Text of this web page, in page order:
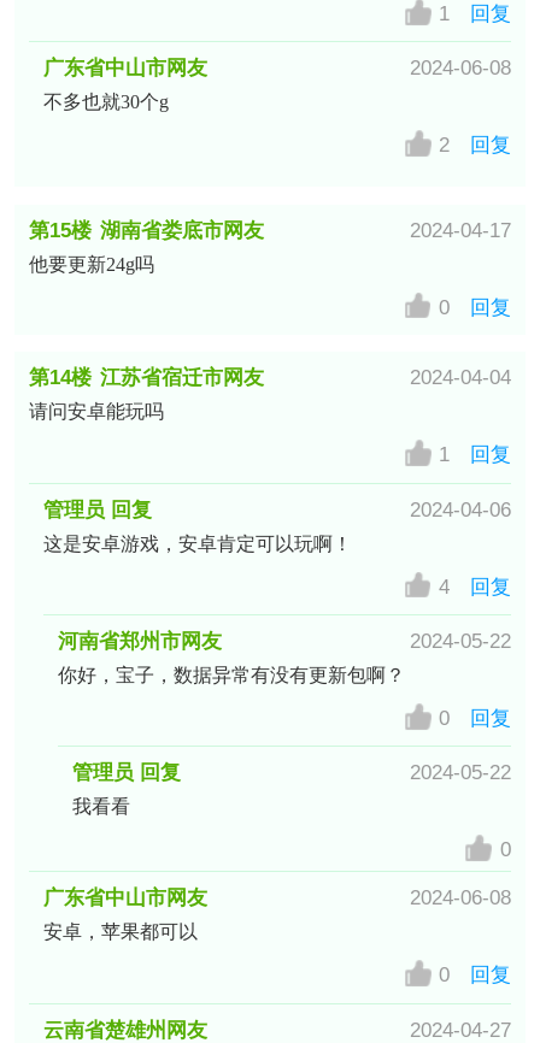
1 回复
广东省中山市网友 2024-06-08
不多也就30个g
2 回复
第15楼 湖南省娄底市网友 2024-04-17
他要更新24g吗
0 回复
第14楼 江苏省宿迁市网友 2024-04-04
请问安卓能玩吗
1 回复
管理员 回复 2024-04-06
这是安卓游戏，安卓肯定可以玩啊！
4 回复
河南省郑州市网友 2024-05-22
你好，宝子，数据异常有没有更新包啊？
0 回复
管理员 回复 2024-05-22
我看看
0
广东省中山市网友 2024-06-08
安卓，苹果都可以
0 回复
云南省楚雄州网友 2024-04-27